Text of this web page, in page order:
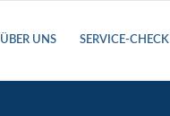
ÜBER UNS SERVICE-CHECK